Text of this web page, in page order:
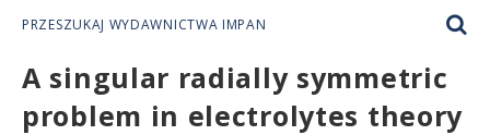
PRZESZUKAJ WYDAWNICTWA IMPAN
A singular radially symmetric
problem in electrolytes theory